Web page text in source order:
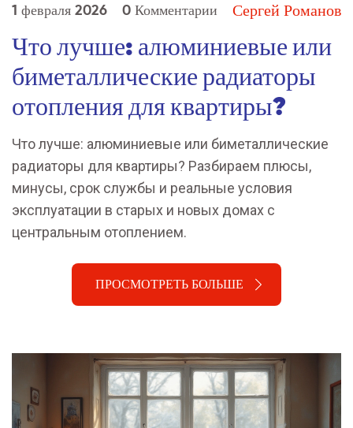
1 февраля 2026 0 Комментарии Сергей Романов
Что лучше: алюминиевые или
биметаллические радиаторы
отопления для квартиры?
Что лучше: алюминиевые или биметаллические
радиаторы для квартиры? Разбираем плюсы,
минусы, срок службы и реальные условия
эксплуатации в старых и новых домах с
центральным отоплением.
ПРОСМОТРЕТЬ БОЛЬШЕ